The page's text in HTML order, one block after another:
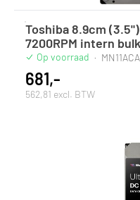
Toshiba 8.9cm
7200RPM intern bulk
Op voorraad ·
681,-
562,81 excl. BTW